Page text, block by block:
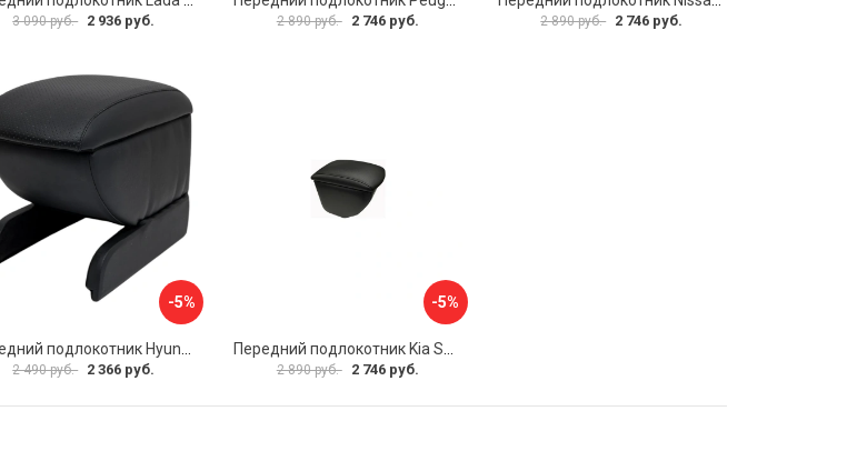
3 090 руб. 2 936 руб. 2 890 руб. 2 746 руб. 2 890 руб. 2 746 руб.
-5%
2 490 руб. 2 366 руб.
-5%
2 890 руб. 2 746 руб.